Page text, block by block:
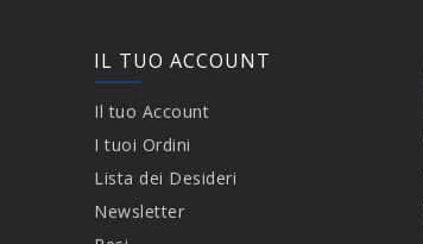
IL TUO ACCOUNT
Il tuo Account
I tuoi Ordini
Lista dei Desideri
Newsletter